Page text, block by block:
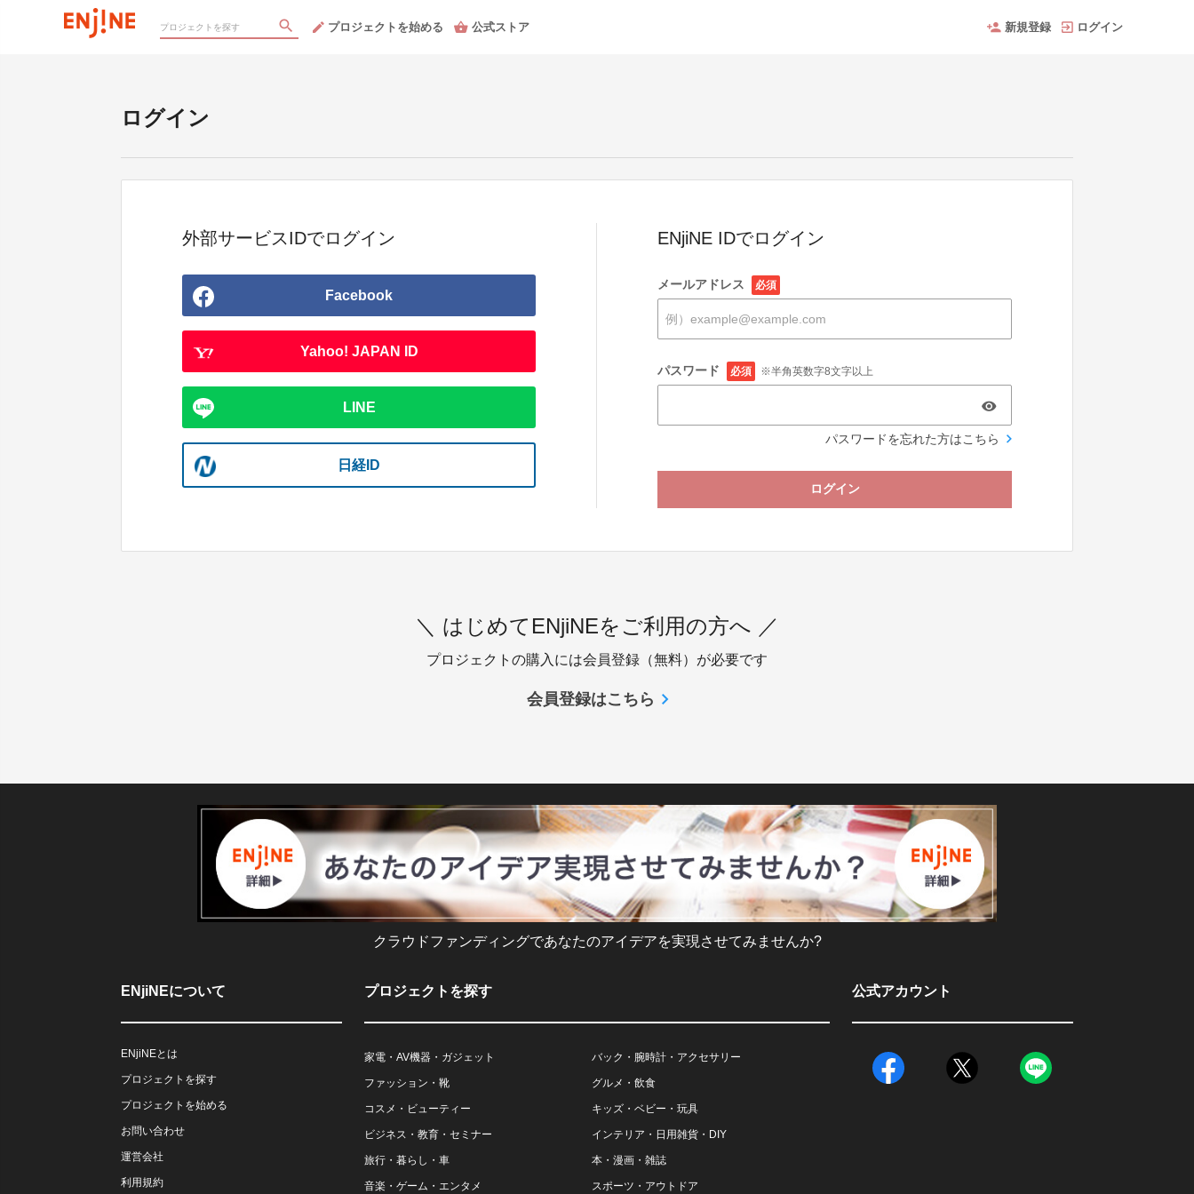
プロジェクトを始める 公式ストア 新規登録 ログイン
ログイン
外部サービスIDでログイン
Facebook
Yahoo! JAPAN ID
LINE
日経ID
ENjiNE IDでログイン
メールアドレス 必須
パスワード 必須 ※半角英数字8文字以上
パスワードを忘れた方はこちら
ログイン
＼ はじめてENjiNEをご利用の方へ ／
プロジェクトの購入には会員登録（無料）が必要です
会員登録はこちら
クラウドファンディングであなたのアイデアを実現させてみませんか?
ENjiNEについて
ENjiNEとは
プロジェクトを探す
プロジェクトを始める
お問い合わせ
運営会社
利用規約
プロジェクトを探す
家電・AV機器・ガジェット バック・腕時計・アクセサリー
ファッション・靴 グルメ・飲食
コスメ・ビューティー キッズ・ベビー・玩具
ビジネス・教育・セミナー インテリア・日用雑貨・DIY
旅行・暮らし・車 本・漫画・雑誌
音楽・ゲーム・エンタメ スポーツ・アウトドア
公式アカウント